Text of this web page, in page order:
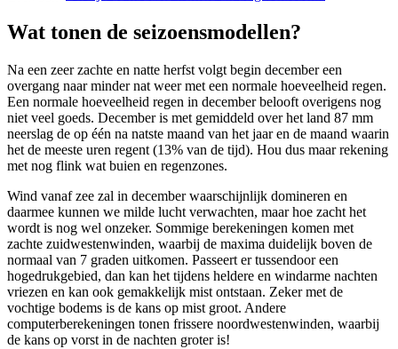
Wat tonen de seizoensmodellen?
Na een zeer zachte en natte herfst volgt begin december een
overgang naar minder nat weer met een normale hoeveelheid regen.
Een normale hoeveelheid regen in december belooft overigens nog
niet veel goeds. December is met gemiddeld over het land 87 mm
neerslag de op één na natste maand van het jaar en de maand waarin
het de meeste uren regent (13% van de tijd). Hou dus maar rekening
met nog flink wat buien en regenzones.
Wind vanaf zee zal in december waarschijnlijk domineren en
daarmee kunnen we milde lucht verwachten, maar hoe zacht het
wordt is nog wel onzeker. Sommige berekeningen komen met
zachte zuidwestenwinden, waarbij de maxima duidelijk boven de
normaal van 7 graden uitkomen. Passeert er tussendoor een
hogedrukgebied, dan kan het tijdens heldere en windarme nachten
vriezen en kan ook gemakkelijk mist ontstaan. Zeker met de
vochtige bodems is de kans op mist groot. Andere
computerberekeningen tonen frissere noordwestenwinden, waarbij
de kans op vorst in de nachten groter is!